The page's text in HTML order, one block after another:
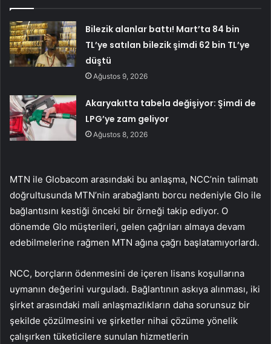
Bilezik alanlar battı! Mart’ta 84 bin
TL’ye satılan bilezik şimdi 62 bin TL’ye
düştü
Ağustos 9, 2026
Akaryakıtta tabela değişiyor: Şimdi de
LPG’ye zam geliyor
Ağustos 8, 2026
MTN ile Globacom arasındaki bu anlaşma, NCC’nin talimatı
doğrultusunda MTN’nin arabağlantı borcu nedeniyle Glo ile
bağlantısını kestiği önceki bir örneği takip ediyor. O
dönemde Glo müşterileri, gelen çağrıları almaya devam
edebilmelerine rağmen MTN ağına çağrı başlatamıyorlardı.
NCC, borçların ödenmesini de içeren lisans koşullarına
uymanın değerini vurguladı. Bağlantının askıya alınması, iki
şirket arasındaki mali anlaşmazlıkların daha sorunsuz bir
şekilde çözülmesini ve şirketler nihai çözüme yönelik
çalışırken tüketicilere sunulan hizmetlerin